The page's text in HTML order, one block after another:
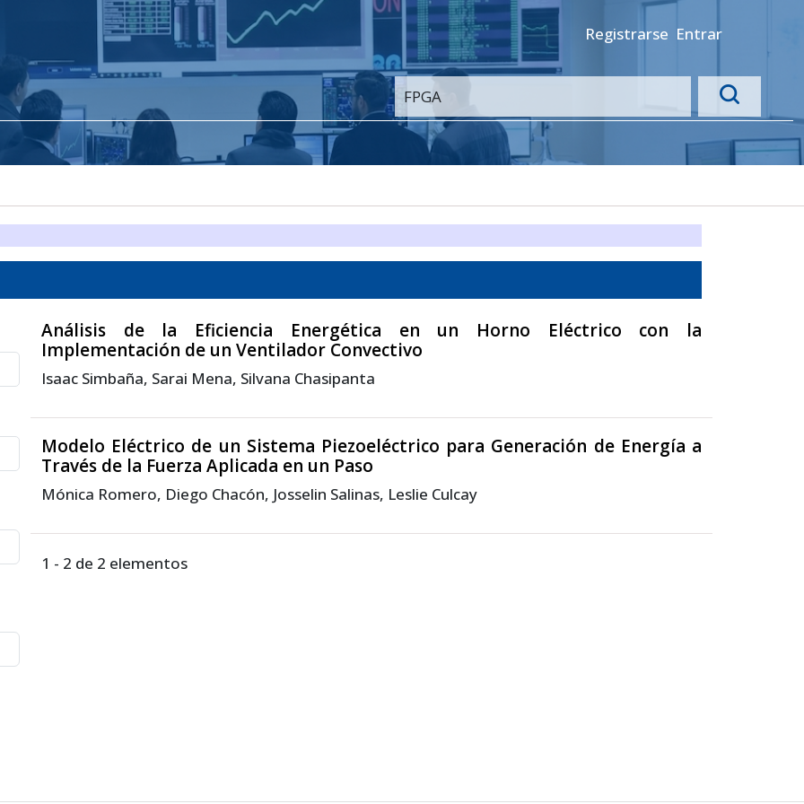
Registrarse Entrar
Análisis de la Eficiencia Energética en un Horno Eléctrico con la
Implementación de un Ventilador Convectivo
Isaac Simbaña, Sarai Mena, Silvana Chasipanta
Modelo Eléctrico de un Sistema Piezoeléctrico para Generación de Energía a
Través de la Fuerza Aplicada en un Paso
Mónica Romero, Diego Chacón, Josselin Salinas, Leslie Culcay
1 - 2 de 2 elementos